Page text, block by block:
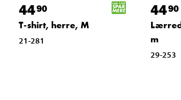
4490
T-shirt, herre, M
21-281
4490
m
29-253